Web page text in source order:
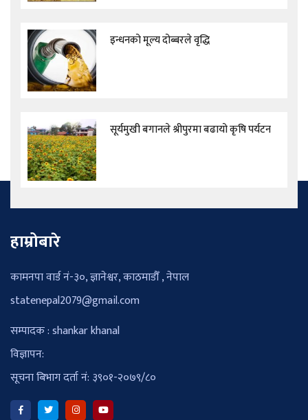
इन्धनको मूल्य दोब्बरले वृद्धि
सूर्यमुखी बगानले श्रीपुरमा बढायो कृषि पर्यटन
हाम्रोबारे
कामनपा वार्ड नं-३०, ज्ञानेश्वर, काठमाडौँ , नेपाल
statenepal2079@gmail.com
सम्पादक : shankar khanal
विज्ञापन:
सूचना बिभाग दर्ता नं: ३९०१-२०७९/८०